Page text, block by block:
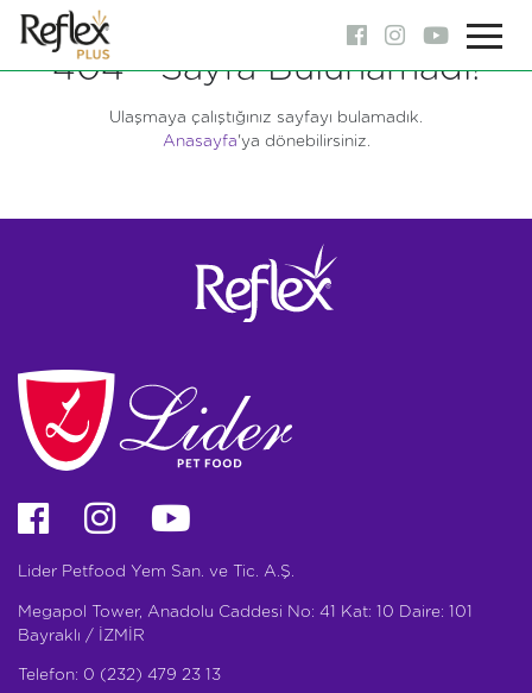
404 - Sayfa Bulunamadı!
Ulaşmaya çalıştığınız sayfayı bulamadık.
Anasayfa'ya dönebilirsiniz.
Lider Petfood Yem San. ve Tic. A.Ş.
Megapol Tower, Anadolu Caddesi No: 41 Kat: 10 Daire: 101
Bayraklı / İZMİR
Telefon: 0 (232) 479 23 13